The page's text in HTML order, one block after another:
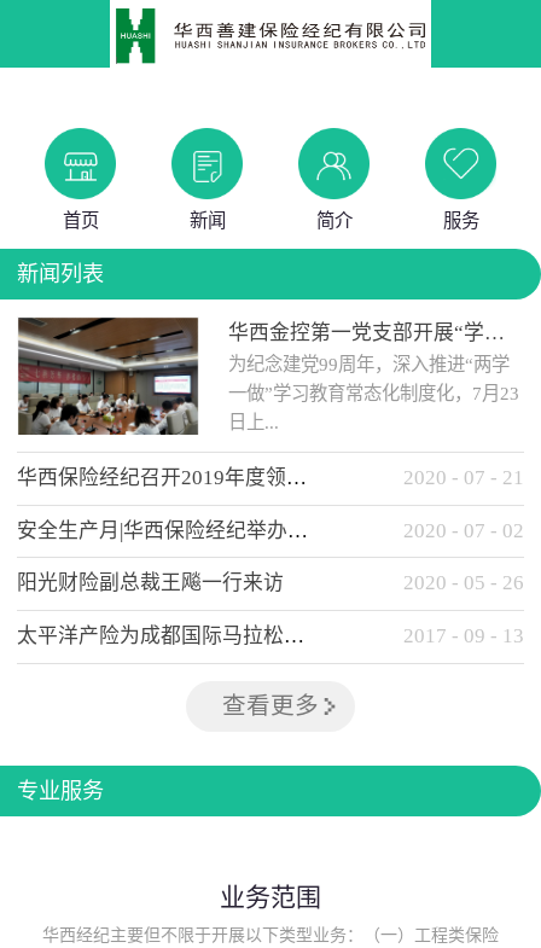
首页 新闻 简介 服务
新闻列表
华西金控第一党支部开展“学党史 知党情 做合格党员”主题教育工作会
为纪念建党99周年，深入推进“两学
一做”学习教育常态化制度化，7月23
日上...
午，华西金控第一党支部举办了“学
党史、知党情、...
华西保险经纪召开2019年度领导班子述职考核工作会 2020 - 07 - 21
安全生产月|华西保险经纪举办应急消防安全知识培训 2020 - 07 - 02
阳光财险副总裁王飚一行来访 2020 - 05 - 26
太平洋产险为成都国际马拉松提供全方位保险保障 2017 - 09 - 13
查看更多
专业服务
业务范围
华西经纪主要但不限于开展以下类型业务：（一）工程类保险